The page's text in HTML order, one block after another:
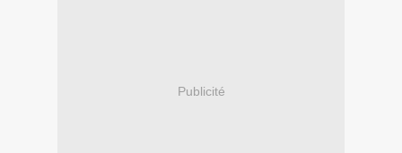
Publicité